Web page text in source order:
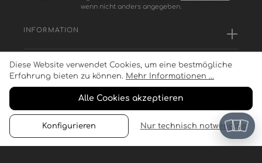
wenn nicht anders angegeben.
INFORMATION
SERVICE
Diese Website verwendet Cookies, um eine bestmögliche
Erfahrung bieten zu können. Mehr Informationen ...
Alle Cookies akzeptieren
Konfigurieren Nur technisch notwendige